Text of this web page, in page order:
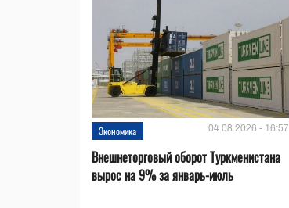
Экономика 04.08.2026 - 16:57
Внешнеторговый оборот Туркменистана
вырос на 9% за январь-июль